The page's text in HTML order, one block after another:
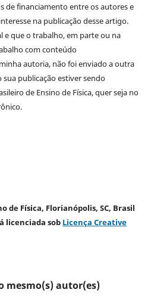
de financiamento entre os autores e
na publicação desse artigo.
e que o trabalho, em parte ou na
com conteúdo
autoria, não foi enviado a outra
publicação estiver sendo
de Ensino de Física, quer seja no
de Física, Florianópolis, SC, Brasil
licenciada sob Licença Creative
mesmo(s) autor(es)